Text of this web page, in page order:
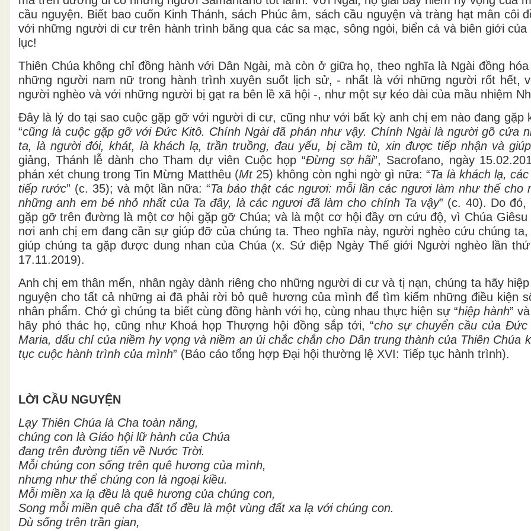
cầu nguyện. Biết bao cuốn Kinh Thánh, sách Phúc âm, sách cầu nguyện và tràng hạt mân côi
với những người di cư trên hành trình băng qua các sa mạc, sông ngòi, biển cả và biên giới của
lục!
Thiên Chúa không chỉ đồng hành với Dân Ngài, mà còn ở giữa họ, theo nghĩa là Ngài đồng
những người nam nữ trong hành trình xuyên suốt lịch sử, - nhất là với những người rốt hết,
người nghèo và với những người bị gạt ra bên lề xã hội -, như một sự kéo dài của mầu nhiệm
Đây là lý do tại sao cuộc gặp gỡ với người di cư, cũng như với bất kỳ anh chị em nào đang gặp
“cũng là cuộc gặp gỡ với Đức Kitô. Chính Ngài đã phán như vậy. Chính Ngài là người gõ cửa
ta, là người đói, khát, là khách lạ, trần truồng, đau yếu, bị cầm tù, xin được tiếp nhận và
giảng, Thánh lễ dành cho Tham dự viên Cuộc họp “Đừng sợ hãi”, Sacrofano, ngày
phán xét chung trong Tin Mừng Matthêu (Mt25) không còn nghi ngờ gì nữa: “Ta là khách lạ,
tiếp rước” (c. 35); và một lần nữa: “Ta bảo thật các ngươi: mỗi lần các ngươi làm như thế cho
những anh em bé nhỏ nhất của Ta đây, là các ngươi đã làm cho chính Ta vậy” (c. 40). Do đó,
gặp gỡ trên đường là một cơ hội gặp gỡ Chúa; và là một cơ hội đầy ơn cứu độ, vì Chúa Giêsu
nơi anh chị em đang cần sự giúp đỡ của chúng ta. Theo nghĩa này, người nghèo cứu chúng
giúp chúng ta gặp được dung nhan của Chúa (x. Sứ điệp Ngày Thế giới Người nghèo lần
17.11.2019).
Anh chị em thân mến, nhân ngày dành riêng cho những người di cư và tị nạn, chúng ta hãy
nguyện cho tất cả những ai đã phải rời bỏ quê hương của mình để tìm kiếm những điều kiện
nhân phẩm. Chớ gì chúng ta biết cùng đồng hành với họ, cùng nhau thực hiện sự “hiệp hành”
hãy phó thác họ, cũng như Khoá họp Thượng hội đồng sắp tới, “cho sự chuyển cầu của Đức
Maria, dấu chỉ của niềm hy vọng và niềm an ủi chắc chắn cho Dân trung thànhcủa Thiên Chúa
tục cuộc hành trình của mình” (Báo cáo tổng hợp Đại hội thường lệ XVI: Tiếp tục hành trình).
LỜI CẦU NGUYỆN
Lạy Thiên Chúa là Cha toàn năng,
chúng con là Giáo hội lữ hành của Chúa
đang trên đường tiến về Nước Trời.
Mỗi chúng con sống trên quê hương của mình,
nhưng như thể chúng con là ngoại kiều.
Mỗi miền xa lạ đều là quê hương của chúng con,
Song mỗi miền quê cha đất tổ đều là một vùng đất xa lạ với chúng con.
Dù sống trên trần gian,